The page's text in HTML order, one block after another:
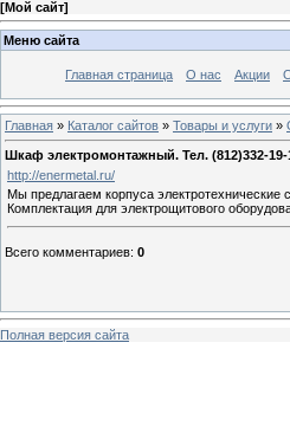
[Мой сайт]
Меню сайта
Главная страница О нас Акции
Главная » Каталог сайтов » Товары и услуги »
Шкаф электромонтажный. Тел. (812)332-19-
http://enermetal.ru/
Мы предлагаем корпуса
Комплектация для электрощитового
Всего комментариев: 0
Полная версия сайта